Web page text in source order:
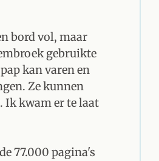
bord vol, maar
gebruikte
kan varen en
Ze kunnen
Ik kwam er te laat
77.000 pagina's